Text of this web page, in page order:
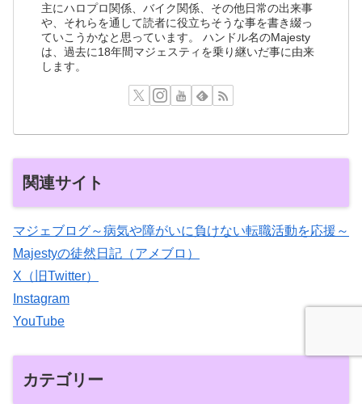
主にハロプロ関係、バイク関係、その他日常の出来事
や、それらを通して読者に役立ちそうな事を書き綴っ
ていこうかなと思っています。 ハンドル名のMajesty
は、過去に18年間マジェスティを乗り継いだ事に由来
します。
関連サイト
マジェブログ～病気や障がいに負けない転職活動を応援～
Majestyの徒然日記（アメブロ）
X（旧Twitter）
Instagram
YouTube
カテゴリー